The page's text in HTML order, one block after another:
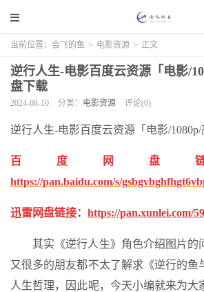
当前位置： 会飞的鱼 > 电影资源 > 正文
逆行人生-电影百度云资源「电影/
盘下载
2024-08-10 分类： 电影资源 评论(0)
逆行人生-电影百度云资源「电影/
百度网盘
https://pan.baidu.com/s/
迅雷网盘链接： https://pan.xunlei.com/
其实《逆行人生》角色介绍图片的
又很多的朋友都不太了解求《逆行的鱼
人生哲理，因此呢，今天小编就来为大